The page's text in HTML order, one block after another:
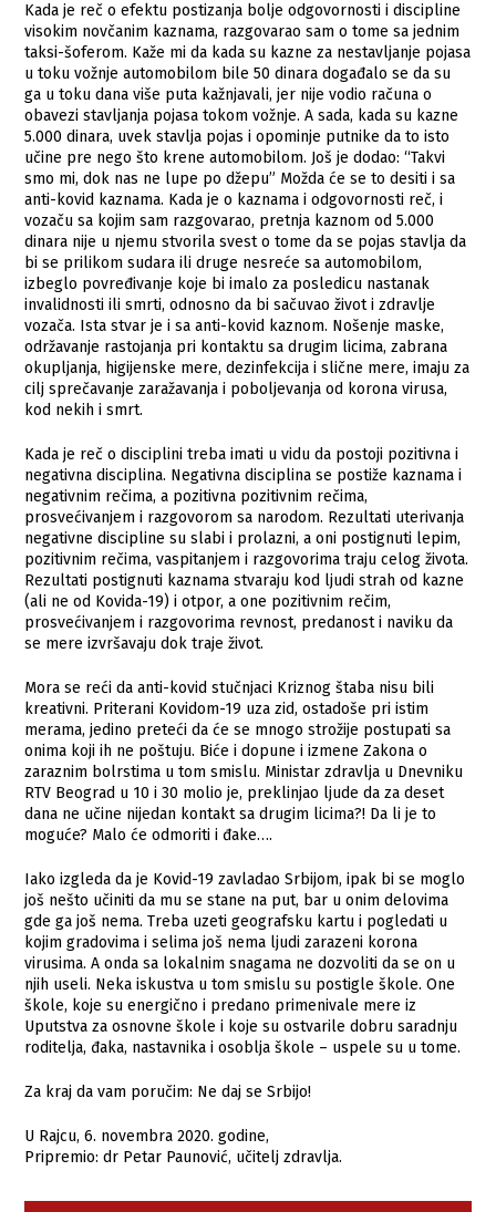
Kada je reč o efektu postizanja bolje odgovornosti i discipline
visokim novčanim kaznama, razgovarao sam o tome sa jednim
taksi-šoferom. Kaže mi da kada su kazne za nestavljanje pojasa
u toku vožnje automobilom bile 50 dinara događalo se da su
ga u toku dana više puta kažnjavali, jer nije vodio računa o
obavezi stavljanja pojasa tokom vožnje. A sada, kada su kazne
5.000 dinara, uvek stavlja pojas i opominje putnike da to isto
učine pre nego što krene automobilom. Još je dodao: “Takvi
smo mi, dok nas ne lupe po džepu” Možda će se to desiti i sa
anti-kovid kaznama. Kada je o kaznama i odgovornosti reč, i
vozaču sa kojim sam razgovarao, pretnja kaznom od 5.000
dinara nije u njemu stvorila svest o tome da se pojas stavlja da
bi se prilikom sudara ili druge nesreće sa automobilom,
izbeglo povređivanje koje bi imalo za posledicu nastanak
invalidnosti ili smrti, odnosno da bi sačuvao život i zdravlje
vozača. Ista stvar je i sa anti-kovid kaznom. Nošenje maske,
održavanje rastojanja pri kontaktu sa drugim licima, zabrana
okupljanja, higijenske mere, dezinfekcija i slične mere, imaju za
cilj sprečavanje zaražavanja i poboljevanja od korona virusa,
kod nekih i smrt.
Kada je reč o disciplini treba imati u vidu da postoji pozitivna i
negativna disciplina. Negativna disciplina se postiže kaznama i
negativnim rečima, a pozitivna pozitivnim rečima,
prosvećivanjem i razgovorom sa narodom. Rezultati uterivanja
negativne discipline su slabi i prolazni, a oni postignuti lepim,
pozitivnim rečima, vaspitanjem i razgovorima traju celog života.
Rezultati postignuti kaznama stvaraju kod ljudi strah od kazne
(ali ne od Kovida-19) i otpor, a one pozitivnim rečim,
prosvećivanjem i razgovorima revnost, predanost i naviku da
se mere izvršavaju dok traje život.
Mora se reći da anti-kovid stučnjaci Kriznog štaba nisu bili
kreativni. Priterani Kovidom-19 uza zid, ostadoše pri istim
merama, jedino preteći da će se mnogo strožije postupati sa
onima koji ih ne poštuju. Biće i dopune i izmene Zakona o
zaraznim bolrstima u tom smislu. Ministar zdravlja u Dnevniku
RTV Beograd u 10 i 30 molio je, preklinjao ljude da za deset
dana ne učine nijedan kontakt sa drugim licima?! Da li je to
moguće? Malo će odmoriti i đake….
Iako izgleda da je Kovid-19 zavladao Srbijom, ipak bi se moglo
još nešto učiniti da mu se stane na put, bar u onim delovima
gde ga još nema. Treba uzeti geografsku kartu i pogledati u
kojim gradovima i selima još nema ljudi zarazeni korona
virusima. A onda sa lokalnim snagama ne dozvoliti da se on u
njih useli. Neka iskustva u tom smislu su postigle škole. One
škole, koje su energično i predano primenivale mere iz
Uputstva za osnovne škole i koje su ostvarile dobru saradnju
roditelja, đaka, nastavnika i osoblja škole – uspele su u tome.
Za kraj da vam poručim: Ne daj se Srbijo!
U Rajcu, 6. novembra 2020. godine,
Pripremio: dr Petar Paunović, učitelj zdravlja.